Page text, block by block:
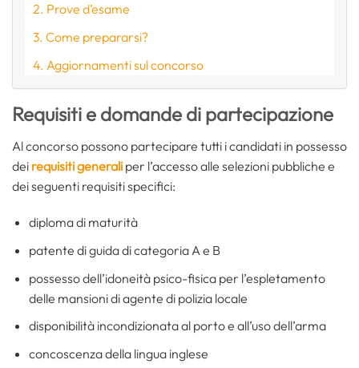
Prove d’esame
Come prepararsi?
Aggiornamenti sul concorso
Requisiti e domande di partecipazione
Al concorso possono partecipare tutti i candidati in possesso
dei requisiti generali per l’accesso alle selezioni pubbliche e
dei seguenti requisiti specifici:
diploma di maturità
patente di guida di categoria A e B
possesso dell’idoneità psico-fisica per l’espletamento
delle mansioni di agente di polizia locale
disponibilità incondizionata al porto e all’uso dell’arma
concoscenza della lingua inglese